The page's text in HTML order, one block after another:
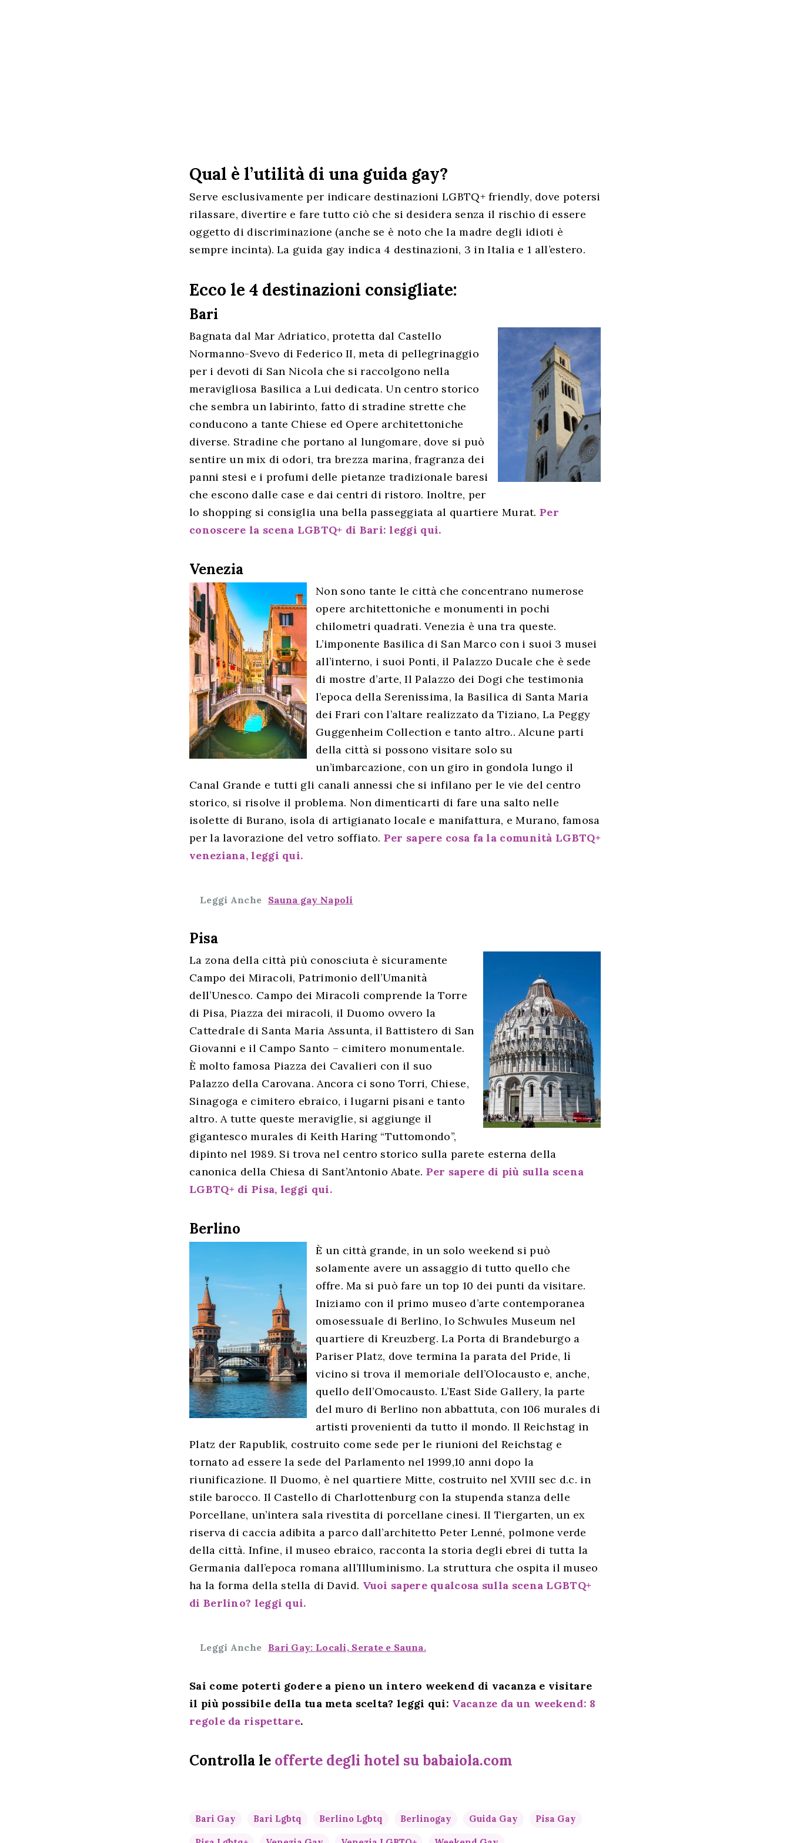
Hit enter to search or ESC to close
Qual è l’utilità di una guida gay?
Serve esclusivamente per indicare destinazioni LGBTQ+ friendly, dove potersi
rilassare, divertire e fare tutto ciò che si desidera senza il rischio di essere
oggetto di discriminazione (anche se è noto che la madre degli idioti è
sempre incinta). La guida gay indica 4 destinazioni, 3 in Italia e 1 all’estero.
Ecco le 4 destinazioni consigliate:
Bari
Bagnata dal Mar Adriatico, protetta dal Castello
Normanno-Svevo di Federico II, meta di pellegrinaggio
per i devoti di San Nicola che si raccolgono nella
meravigliosa Basilica a Lui dedicata. Un centro storico
che sembra un labirinto, fatto di stradine strette che
conducono a tante Chiese ed Opere architettoniche
diverse. Stradine che portano al lungomare, dove si può
sentire un mix di odori, tra brezza marina, fragranza dei
panni stesi e i profumi delle pietanze tradizionale baresi
che escono dalle case e dai centri di ristoro. Inoltre, per
lo shopping si consiglia una bella passeggiata al quartiere Murat.Per
conoscere la scena LGBTQ+ di Bari: leggi qui.
Venezia
Non sono tante le città che concentrano numerose
opere architettoniche e monumenti in pochi
chilometri quadrati. Venezia è una tra queste.
L’imponente Basilica di San Marco con i suoi 3 musei
all’interno, i suoi Ponti, il Palazzo Ducale che è sede
di mostre d’arte, Il Palazzo dei Dogi che testimonia
l’epoca della Serenissima, la Basilica di Santa Maria
dei Frari con l’altare realizzato da Tiziano, La Peggy
Guggenheim Collection e tanto altro.. Alcune parti
della città si possono visitare solo su
un’imbarcazione, con un giro in gondola lungo il
Canal Grande e tutti gli canali annessi che si infilano per le vie del centro
storico, si risolve il problema. Non dimenticarti di fare una salto nelle
isolette di Burano, isola di artigianato locale e manifattura, e Murano, famosa
per la lavorazione del vetro soffiato. Per sapere cosa fa la comunità LGBTQ+
veneziana, leggi qui.
Leggi Anche Sauna gay Napoli
Pisa
La zona della città più conosciuta è sicuramente
Campo dei Miracoli, Patrimonio dell’Umanità
dell’Unesco. Campo dei Miracoli comprende la Torre
di Pisa, Piazza dei miracoli, il Duomo ovvero la
Cattedrale di Santa Maria Assunta, il Battistero di San
Giovanni e il Campo Santo – cimitero monumentale.
È molto famosa Piazza dei Cavalieri con il suo
Palazzo della Carovana. Ancora ci sono Torri, Chiese,
Sinagoga e cimitero ebraico, i lugarni pisani e tanto
altro. A tutte queste meraviglie, si aggiunge il
gigantesco murales di Keith Haring “Tuttomondo”,
dipinto nel 1989. Si trova nel centro storico sulla parete esterna della
canonica della Chiesa di Sant’Antonio Abate. Per sapere di più sulla scena
LGBTQ+ di Pisa, leggi qui.
Berlino
È un città grande, in un solo weekend si può
solamente avere un assaggio di tutto quello che
offre. Ma si può fare un top 10 dei punti da visitare.
Iniziamo con il primo museo d’arte contemporanea
omosessuale di Berlino, lo Schwules Museum nel
quartiere di Kreuzberg. La Porta di Brandeburgo a
Pariser Platz, dove termina la parata del Pride, lì
vicino si trova il memoriale dell’Olocausto e, anche,
quello dell’Omocausto. L’East Side Gallery, la parte
del muro di Berlino non abbattuta, con 106 murales di
artisti provenienti da tutto il mondo. Il Reichstag in
Platz der Rapublik, costruito come sede per le riunioni del Reichstag e
tornato ad essere la sede del Parlamento nel 1999,10 anni dopo la
riunificazione. Il Duomo, è nel quartiere Mitte, costruito nel XVIII sec d.c. in
stile barocco. Il Castello di Charlottenburg con la stupenda stanza delle
Porcellane, un’intera sala rivestita di porcellane cinesi. Il Tiergarten, un ex
riserva di caccia adibita a parco dall’architetto Peter Lenné, polmone verde
della città. Infine, il museo ebraico, racconta la storia degli ebrei di tutta la
Germania dall’epoca romana all’Illuminismo. La struttura che ospita il museo
ha la forma della stella di David. Vuoi sapere qualcosa sulla scena LGBTQ+
di Berlino? leggi qui.
Leggi Anche Bari Gay: Locali, Serate e Sauna.
Sai come poterti godere a pieno un intero weekend di vacanza e visitare
il più possibile della tua meta scelta? leggi qui: Vacanze da un weekend: 8
regole da rispettare.
Controlla le offerte degli hotel su babaiola.com
Bari Gay Bari Lgbtq Berlino Lgbtq Berlinogay Guida Gay Pisa Gay